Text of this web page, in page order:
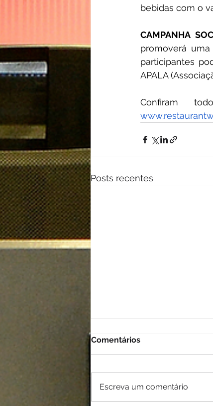
bebidas com o
CAMPANHA
promoverá
participantes
APALA
Posts recentes
Comentários
Escreva um comentário